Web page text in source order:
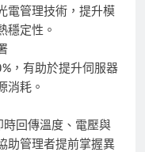
電管理技術，提升模
穩定性。
，有助於提升伺服器
消耗。
回傳溫度、電壓與
助管理者提前掌握異